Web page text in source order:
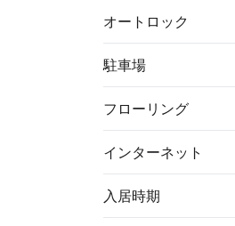
オートロック
駐車場
フローリング
インターネット
入居時期